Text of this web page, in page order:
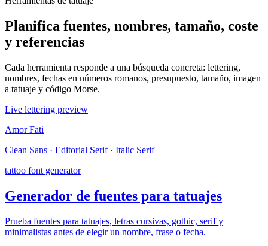
Planifica fuentes, nombres, tamaño, coste
y referencias
Cada herramienta responde a una búsqueda concreta: lettering,
nombres, fechas en números romanos, presupuesto, tamaño, imagen
a tatuaje y código Morse.
Live lettering preview
Amor Fati
Clean Sans · Editorial Serif · Italic Serif
tattoo font generator
Generador de fuentes para tatuajes
Prueba fuentes para tatuajes, letras cursivas, gothic, serif y
minimalistas antes de elegir un nombre, frase o fecha.